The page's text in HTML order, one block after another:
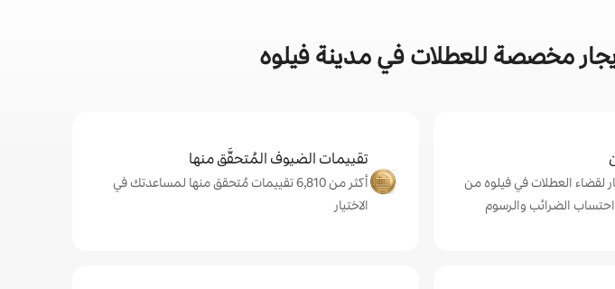
مخصصة للعطلات في مدينة فيلوه
لقضاء العطلات في فيلوه من
تقييمات الضيوف المُتحقَّق منها
أكثر من 6,810 تقييمات مُتحقق منها لمساعدتك في
الاختيار